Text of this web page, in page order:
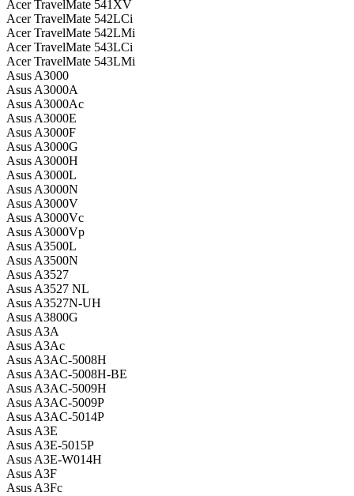
Acer TravelMate 541XV
Acer TravelMate 542LCi
Acer TravelMate 542LMi
Acer TravelMate 543LCi
Acer TravelMate 543LMi
Asus A3000
Asus A3000A
Asus A3000Ac
Asus A3000E
Asus A3000F
Asus A3000G
Asus A3000H
Asus A3000L
Asus A3000N
Asus A3000V
Asus A3000Vc
Asus A3000Vp
Asus A3500L
Asus A3500N
Asus A3527
Asus A3527 NL
Asus A3527N-UH
Asus A3800G
Asus A3A
Asus A3Ac
Asus A3AC-5008H
Asus A3AC-5008H-BE
Asus A3AC-5009H
Asus A3AC-5009P
Asus A3AC-5014P
Asus A3E
Asus A3E-5015P
Asus A3E-W014H
Asus A3F
Asus A3Fc